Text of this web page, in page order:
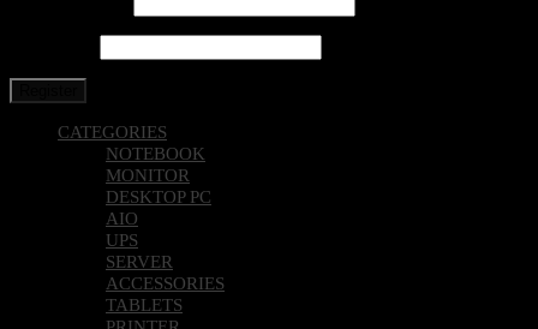
CATEGORIES
NOTEBOOK
MONITOR
DESKTOP PC
AIO
UPS
SERVER
ACCESSORIES
TABLETS